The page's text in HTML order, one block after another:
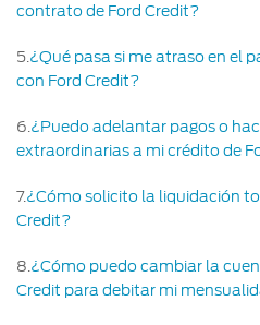
contrato de Ford Credit?
5 ¿Qué pasa si me atraso en el
con Ford Credit?
6 ¿Puedo adelantar pagos o
extraordinarias a mi crédito de
7.¿Cómo solicito la liquidación
Credit?
8 ¿Cómo puedo cambiar la
Credit para debitar mi